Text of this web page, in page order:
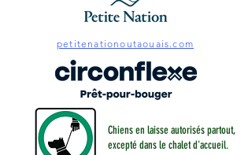
petitenationoutaouais.com
Chiens en laisse autorisés partout,
excepté dans le chalet d'accueil.